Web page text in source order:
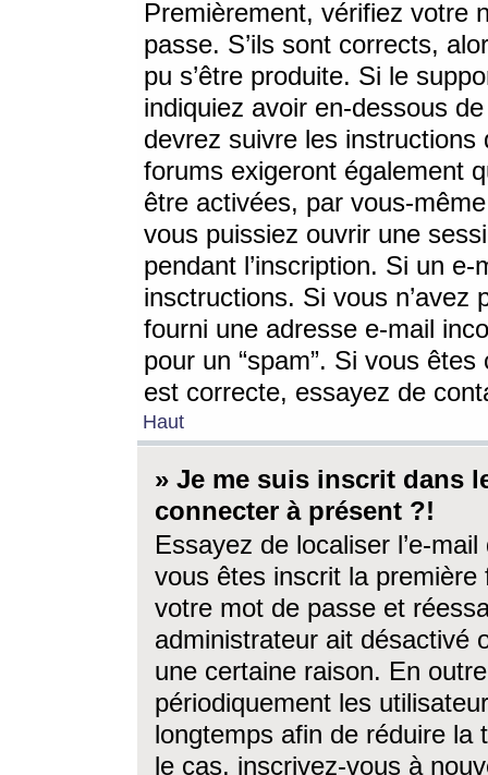
Premièrement, vérifiez votre
passe. S’ils sont corrects,
pu s’être produite. Si le
indiquiez avoir en-dessous
devrez suivre les
forums exigeront également
être activées, par vous-
vous puissiez ouvrir une
pendant l’inscription. Si un
insctructions. Si vous n’avez
fourni une adresse e-mail
pour un “spam”. Si vous
est correcte, essayez de
Haut
» Je me suis inscrit dans
connecter à présent ?!
Essayez de localiser l’e-
vous êtes inscrit la première
votre mot de passe et
administrateur ait désactivé
une certaine raison. En
périodiquement les
longtemps afin de réduire la
le cas, inscrivez-vous à